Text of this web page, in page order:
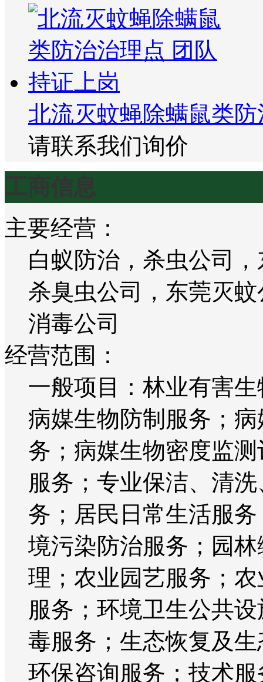
北流灭蚊蝇除螨鼠类
请联系我们询价
工商信息
主要经营：
白蚁防治，杀虫公司
杀臭虫公司，东莞灭
消毒公司
经营范围：
一般项目：林业有害
病媒生物防制服务；
务；病媒生物密度监
服务；专业保洁、清
务；居民日常生活服
境污染防治服务；园
理；农业园艺服务；
服务；环境卫生公共
毒服务；生态恢复及
环保咨询服务；技术